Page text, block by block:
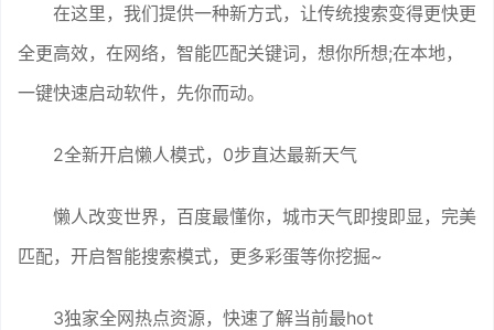
在这里，我们提供一种新方式，让传统搜索变得更快更
全更高效，在网络，智能匹配关键词，想你所想;在本地，
一键快速启动软件，先你而动。
2全新开启懒人模式，0步直达最新天气
懒人改变世界，百度最懂你，城市天气即搜即显，完美
匹配，开启智能搜索模式，更多彩蛋等你挖掘~
3独家全网热点资源，快速了解当前最hot